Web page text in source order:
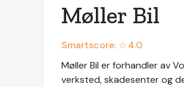
Møller Bil
Smartscore: ☆4.0
Møller Bil er forhandler av
verksted, skadesenter og